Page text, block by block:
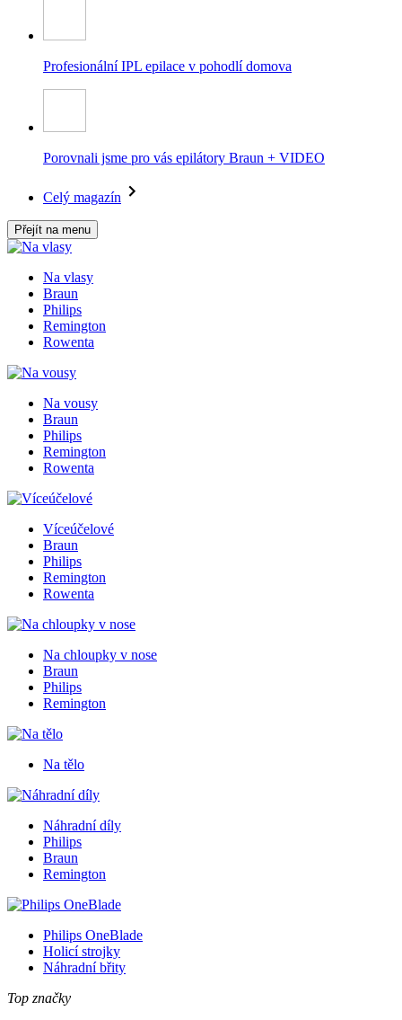
Profesionální IPL epilace v pohodlí domova
Porovnali jsme pro vás epilátory Braun + VIDEO
Celý magazín
Přejít na menu
Na vlasy
Braun
Philips
Remington
Rowenta
Na vousy
Braun
Philips
Remington
Rowenta
Víceúčelové
Braun
Philips
Remington
Rowenta
Na chloupky v nose
Braun
Philips
Remington
Na tělo
Náhradní díly
Philips
Braun
Remington
Philips OneBlade
Holicí strojky
Náhradní břity
Top značky